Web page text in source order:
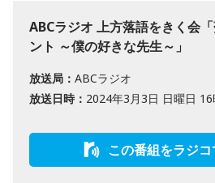
ABCラジオ 上方落語をきく会
ント ～僕の好きな先生～」
放送局： ABCラジオ
放送日時： 2024年3月3日 日曜日
この番組をラジ